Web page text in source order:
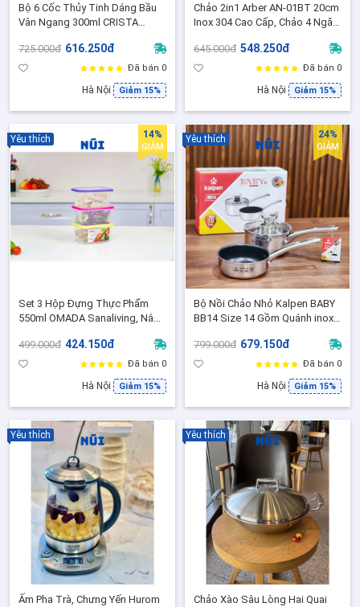
Bộ 6 Cốc Thủy Tinh Dáng Bầu
Vân Ngang 300ml CRISTA
Đẹp, Nhiều Màu Trend - 60254
725.000đ 616.250đ
Đã bán 0
Hà Nội Giảm 15%
Chảo 2in1 Arber AN-01BT 20cm
Inox 304 Cao Cấp, Chảo 4 Ngăn
Được, Phù hợp mọi loại bếp
645.000đ 548.250đ
Đã bán 0
Hà Nội Giảm 15%
Set 3 Hộp Đựng Thực Phẩm
550ml OMADA Sanaliving, Nắp
Sóng - Nhựa Nguyên Sinh Italy
499.000đ 424.150đ
Đã bán 0
Hà Nội Giảm 15%
Yêu thích 14%
GIẢM
Bộ Nồi Chảo Nhỏ Kalpen BABY
BB14 Size 14 Gồm Quánh inox
toàn cho bé, phù hợp mọi loại
bếp
799.000đ 679.150đ
Đã bán 0
Hà Nội Giảm 15%
Yêu thích 24%
GIẢM
Ấm Pha Trà, Chưng Yến Hurom
Yêu thích
Chảo Xào Sâu Lòng Hai Quai
Yêu thích